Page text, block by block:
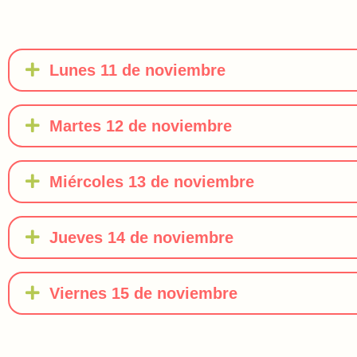
Lunes 11 de noviembre
Martes 12 de noviembre
Miércoles 13 de noviembre
Jueves 14 de noviembre
Viernes 15 de noviembre